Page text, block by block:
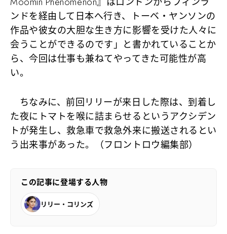
ンドを経由して日本へ行き、トーベ・ヤンソンの
作品や彼女の大胆な生き方に影響を受けた人々に
会うことができるのです」と書かれていることか
ら、今回は仕事も兼ねてやってきた可能性が高
い。
ちなみに、前回リリーが来日した際は、到着し
た夜にトマトを喉に詰まらせるというアクシデン
トが発生し、救急車で救急外来に搬送されるとい
う出来事があった。（フロントロウ編集部）
この記事に登場する人物
リリー・コリンズ